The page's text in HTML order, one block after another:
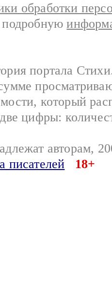
обработки
подробную
портала
который
цифры:
авторам,
писателей
18+